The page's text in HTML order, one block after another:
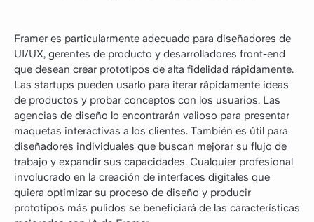
Framer es particularmente adecuado para diseñadores de
UI/UX, gerentes de producto y desarrolladores front-end
que desean crear prototipos de alta fidelidad rápidamente.
Las startups pueden usarlo para iterar rápidamente ideas
de productos y probar conceptos con los usuarios. Las
agencias de diseño lo encontrarán valioso para presentar
maquetas interactivas a los clientes. También es útil para
diseñadores individuales que buscan mejorar su flujo de
trabajo y expandir sus capacidades. Cualquier profesional
involucrado en la creación de interfaces digitales que
quiera optimizar su proceso de diseño y producir
prototipos más pulidos se beneficiará de las características